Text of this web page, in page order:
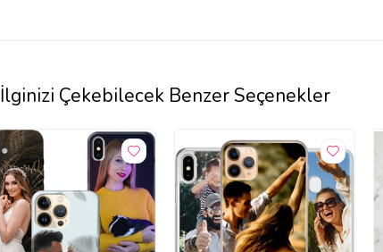
İlginizi Çekebilecek Benzer Seçenekler